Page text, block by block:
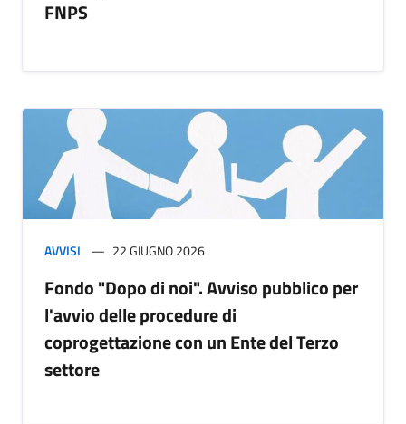
FNPS
AVVISI 22 GIUGNO 2026
Fondo "Dopo di noi". Avviso pubblico per
l'avvio delle procedure di
coprogettazione con un Ente del Terzo
settore